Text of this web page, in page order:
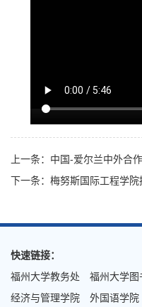
下一条：梅努斯国际工程学院
快速链接：
福州大学教务处
福州大学图
经济与管理学院
外国语学院